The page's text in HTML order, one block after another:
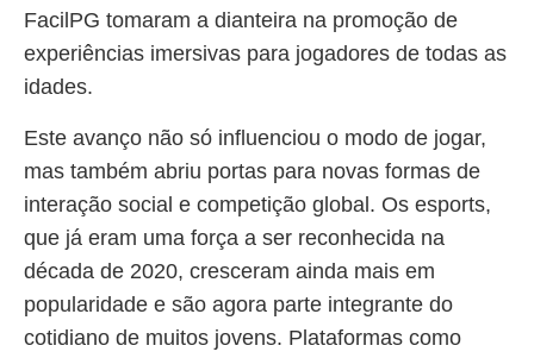
FacilPG tomaram a dianteira na promoção de
experiências imersivas para jogadores de todas as
idades.
Este avanço não só influenciou o modo de jogar,
mas também abriu portas para novas formas de
interação social e competição global. Os esports,
que já eram uma força a ser reconhecida na
década de 2020, cresceram ainda mais em
popularidade e são agora parte integrante do
cotidiano de muitos jovens. Plataformas como